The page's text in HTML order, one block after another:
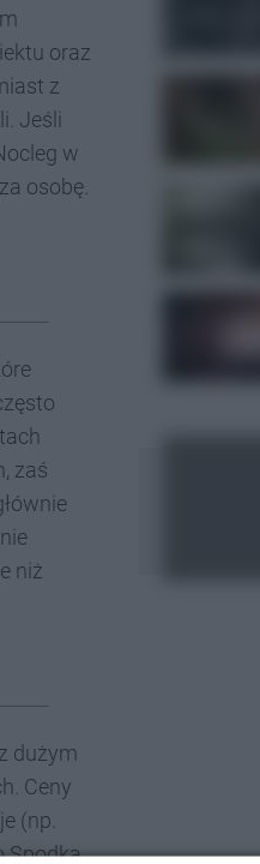
oraz
z
Jeśli
w
osobę.
zaś
niż
dużym
Ceny
(np.
Spodka,